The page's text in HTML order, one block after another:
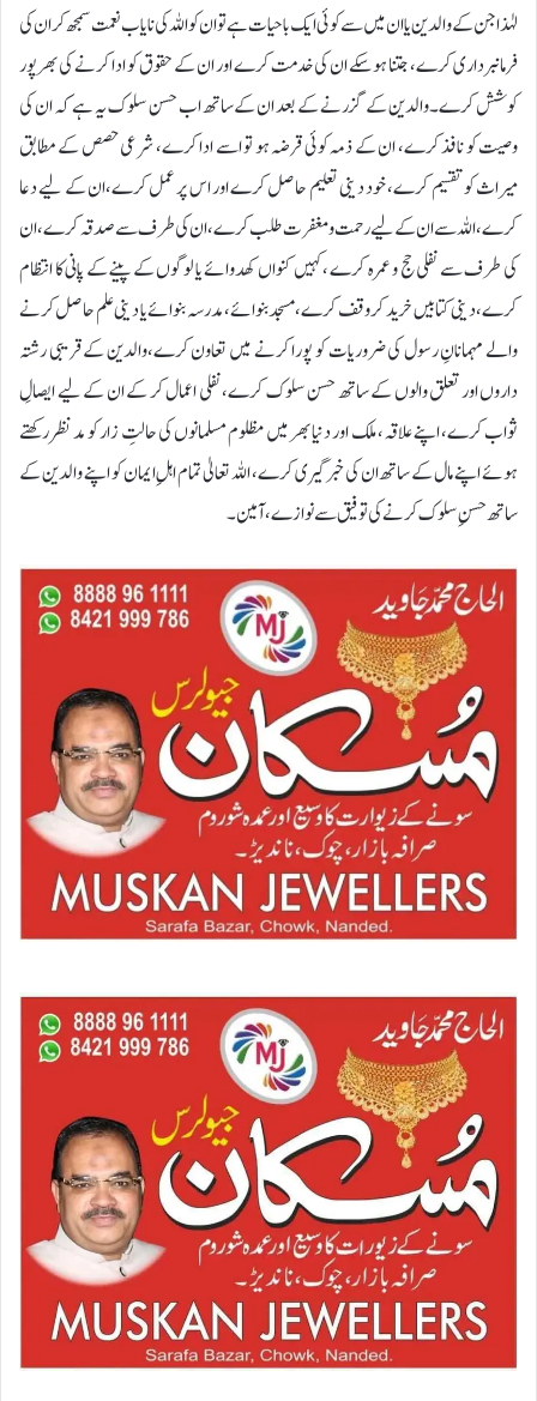
لہٰذاجن کے والدین یا ان میں سے کوئی ایک باحیات ہے تو ان کو اللہ کی نایاب نعمت سمجھ کر ان کی
فرمانبرداری کرے، جتنا ہوسکے ان کی خدمت کرے اور ان کے حقوق کو ادا کرنے کی بھرپور
کوشش کرے۔والدین کے گزرنے کے بعد ان کے ساتھ اب حسن سلوک یہ ہے کہ ان کی
وصیت کو نافذ کرے، ان کے ذمہ کوئی قرضہ ہو تو اسے ادا کرے، شرعی حصص کے مطابق
میراث کو تقسیم کرے، خود دینی تعلیم حاصل کرے اور اس پر عمل کرے،ان کے لیے دعا
کرے، اللہ سے ان کے لیے رحمت و مغفرت طلب کرے ،ان کی طرف سے صدقہ کرے ، ان
کی طرف سے نفلی حج و عمرہ کرے ،کہیں کنواں کھدوائے یا لوگوں کے پینے کے پانی کا انتظام
کرے، دینی کتابیں خرید کر وقف کرے،مسجد بنوائے، مدرسہ بنوائے یا دینی علم حاصل کرنے
والے مہمانانِ رسول کی ضروریات کو پورا کرنے میں تعاون کرے،والدین کے قریبی رشتہ
داروں اور تعلق والوں کے ساتھ حسن سلوک کرے، نفلی اعمال کر کے ان کے لیے ایصالِ
ثواب کرے، اپنے علاقہ، ملک اور دنیا بھر میں مظلوم مسلمانوں کی حالتِ زار کو مد نظر رکھتے
ہوئے اپنے مال کے ساتھ ان کی خبرگیری کرے، اللہ تعالیٰ تمام اہلِ ایمان کو اپنے والدین کے
ساتھ حسنِ سلوک کرنے کی توفیق سے نوازے، آمین۔